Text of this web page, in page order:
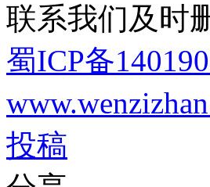
联系我们及时
蜀ICP备
投稿